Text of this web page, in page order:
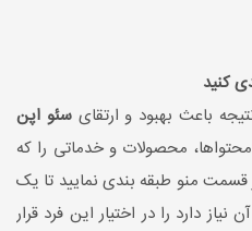
کنید
باعث بهبود و ارتقایسئو اپن
محصولات و خدماتی را که
قسمت منو طبقه بندی نمایید تا یک
دارد را در اختیار این فرد قرار